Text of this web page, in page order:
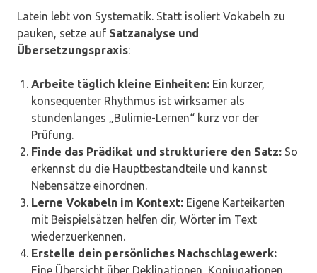
Latein lebt von Systematik. Statt isoliert Vokabeln zu
pauken, setze auf Satzanalyse und
Übersetzungspraxis:
Arbeite täglich kleine Einheiten: Ein kurzer,
konsequenter Rhythmus ist wirksamer als
stundenlanges „Bulimie-Lernen“ kurz vor der
Prüfung.
Finde das Prädikat und strukturiere den Satz: So
erkennst du die Hauptbestandteile und kannst
Nebensätze einordnen.
Lerne Vokabeln im Kontext: Eigene Karteikarten
mit Beispielsätzen helfen dir, Wörter im Text
wiederzuerkennen.
Erstelle dein persönliches Nachschlagewerk:
Eine Übersicht über Deklinationen, Konjugationen